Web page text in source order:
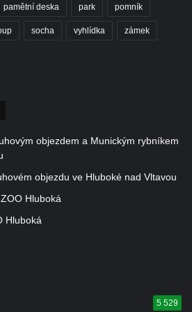
u Tisové
34 v Kunraticích u
Šluknovem a
nad Nisou
pamětní deska park pomník
socha vyhlídka zámek
objezdem a Munickým rybníkem
objezdu ve Hluboké nad Vltavou
Hluboká
Hluboká
5 529